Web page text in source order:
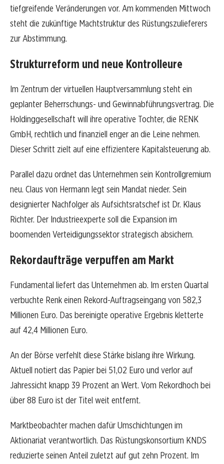
tiefgreifende Veränderungen vor. Am kommenden Mittwoch
steht die zukünftige Machtstruktur des Rüstungszulieferers
zur Abstimmung.
Strukturreform und neue Kontrolleure
Im Zentrum der virtuellen Hauptversammlung steht ein
geplanter Beherrschungs- und Gewinnabführungsvertrag. Die
Holdinggesellschaft will ihre operative Tochter, die RENK
GmbH, rechtlich und finanziell enger an die Leine nehmen.
Dieser Schritt zielt auf eine effizientere Kapitalsteuerung ab.
Parallel dazu ordnet das Unternehmen sein Kontrollgremium
neu. Claus von Hermann legt sein Mandat nieder. Sein
designierter Nachfolger als Aufsichtsratschef ist Dr. Klaus
Richter. Der Industrieexperte soll die Expansion im
boomenden Verteidigungssektor strategisch absichern.
Rekordaufträge verpuffen am Markt
Fundamental liefert das Unternehmen ab. Im ersten Quartal
verbuchte Renk einen Rekord-Auftragseingang von 582,3
Millionen Euro. Das bereinigte operative Ergebnis kletterte
auf 42,4 Millionen Euro.
An der Börse verfehlt diese Stärke bislang ihre Wirkung.
Aktuell notiert das Papier bei 51,02 Euro und verlor auf
Jahressicht knapp 39 Prozent an Wert. Vom Rekordhoch bei
über 88 Euro ist der Titel weit entfernt.
Marktbeobachter machen dafür Umschichtungen im
Aktionariat verantwortlich. Das Rüstungskonsortium KNDS
reduzierte seinen Anteil zuletzt auf gut zehn Prozent. Im